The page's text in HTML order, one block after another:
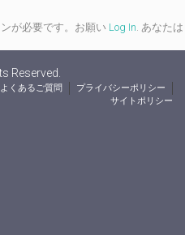
が必要です。お願い Log In. あなたは
Reserved.
よくあるご質問
プライバシーポリシー
サイトポリシー